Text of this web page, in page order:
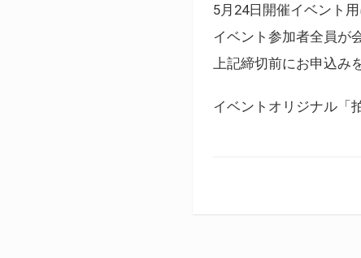
5月24日開催イベント
イベント参加者全員が
上記締切前にお申込み
イベントオリジナル「